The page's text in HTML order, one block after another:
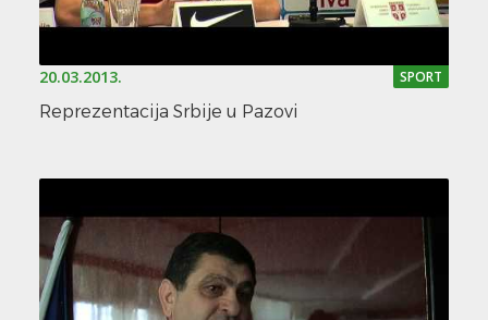
20.03.2013. SPORT
Reprezentacija Srbije u Pazovi